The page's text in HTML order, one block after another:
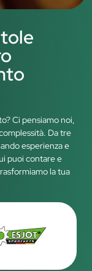
Ci pensiamo noi,
Da tre
esperienza e
puoi contare e
la tua